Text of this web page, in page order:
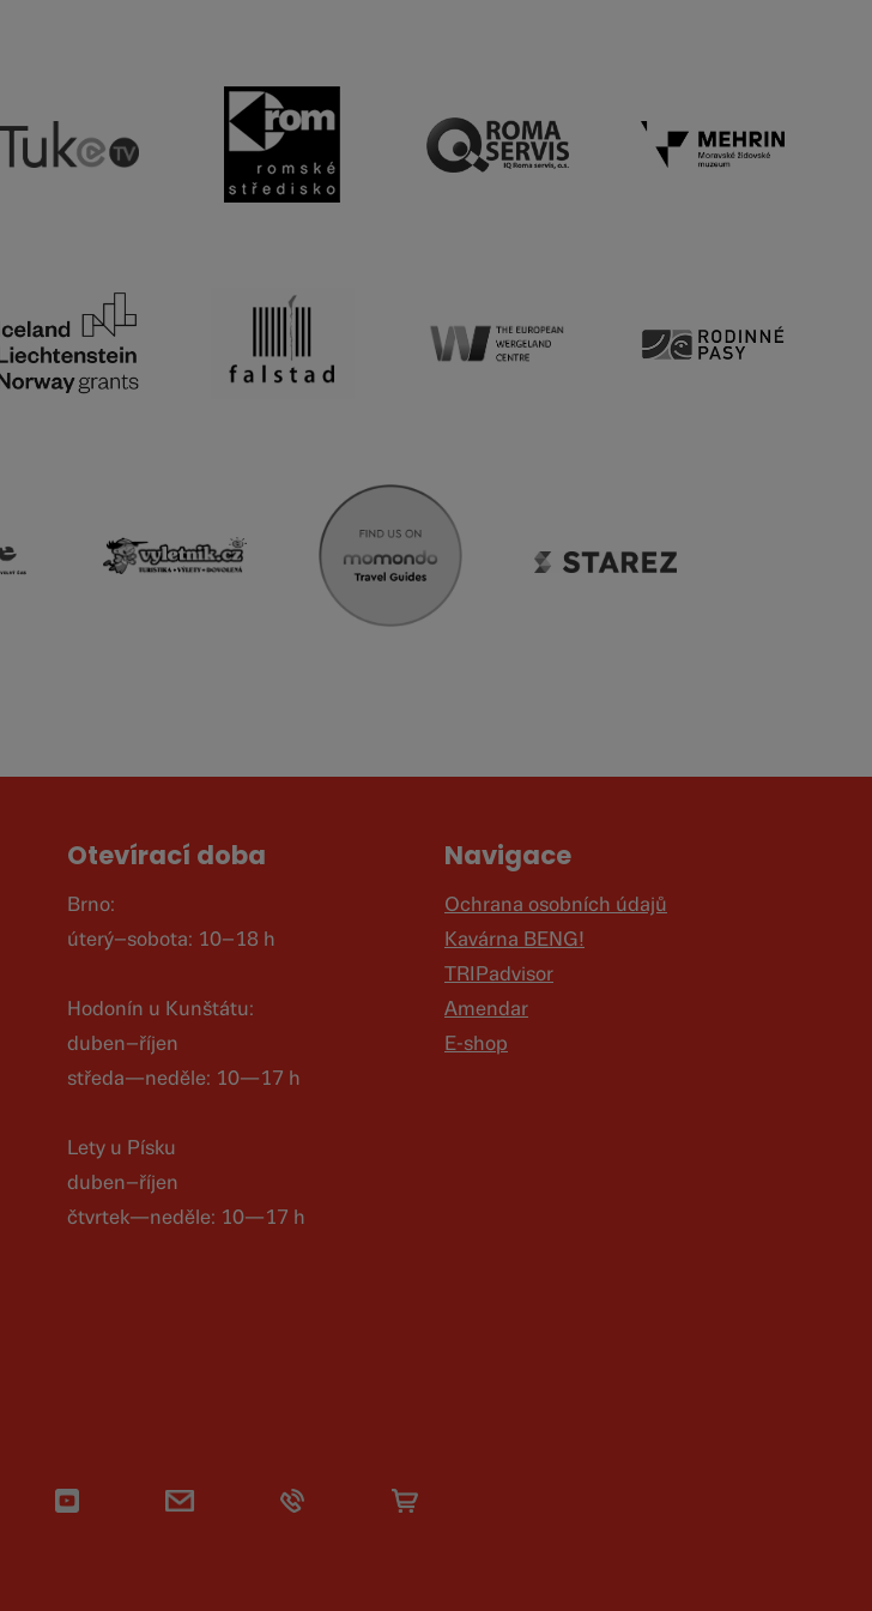
Otevírací doba
Brno:
úterý–sobota: 10–18 h
Hodonín u Kunštátu:
duben–říjen
středa—neděle: 10—17 h
Lety u Písku
duben–říjen
čtvrtek—neděle: 10—17 h
Navigace
Ochrana osobních údajů
Kavárna BENG!
TRIPadvisor
Amendar
E-shop